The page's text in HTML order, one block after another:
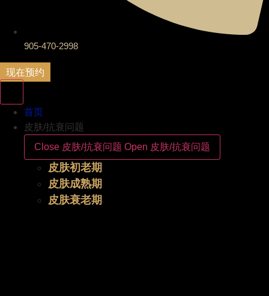
905-470-2998
现在预约
首页
皮肤/抗衰问题
Close 皮肤/抗衰问题 Open 皮肤/抗衰问题
皮肤初老期
皮肤成熟期
皮肤衰老期